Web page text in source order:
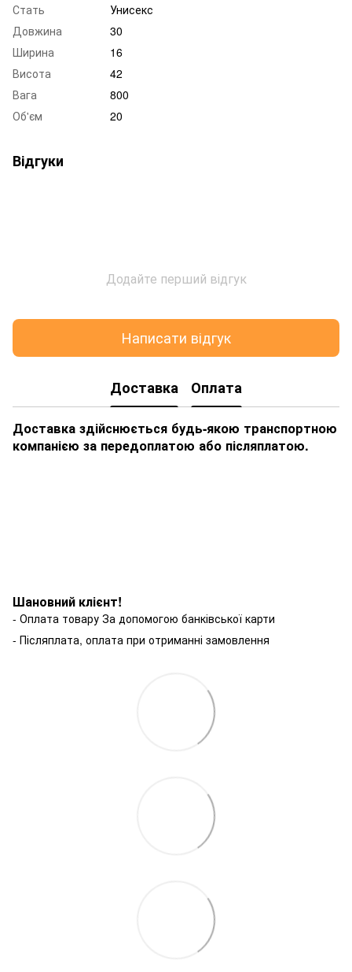
Стать
Унисекс
Довжина
30
Ширина
16
Висота
42
Вага
800
Об'єм
20
Відгуки
Додайте перший відгук
Написати відгук
Доставка Оплата
Доставка здійснюється будь-якою транспортною
компанією за передоплатою або післяплатою.
Шановний клієнт!
- Оплата товару За допомогою банківської карти
- Післяплата, оплата при отриманні замовлення